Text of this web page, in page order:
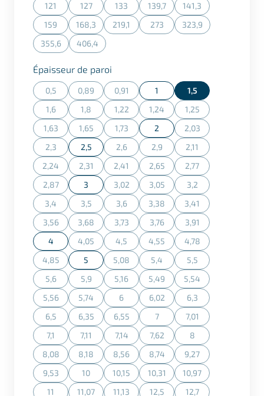
121
(Cette action n'est actuellement pas disponible.)
127
(Cette action n'est actuellement pas disponible.)
133
(Cette action n'est actuellement pas
139,7
(Cette action n'est
141,3
(Cette action n'est
159
(Cette action n'est actuellement pas disponible.)
168,3
(Cette action n'est actuellement pas disponible.)
219,1
(Cette action n'est actuellement pas
273
(Cette action n'est
323,9
(Cette action n'est
355,6
(Cette action n'est actuellement pas disponible.)
406,4
(Cette action n'est actuellement pas disponible.)
Épaisseur de paroi
0,5
(Cette action n'est actuellement pas disponible.)
0,89
(Cette action n'est actuellement pas disponible.)
0,91
(Cette action n'est actuellement pas
1
1,5
1,6
(Cette action n'est actuellement pas disponible.)
1,8
(Cette action n'est actuellement pas disponible.)
1,22
(Cette action n'est actuellement pas
1,24
(Cette action n'est
1,25
(Cette action n'est
1,63
(Cette action n'est actuellement pas disponible.)
1,65
(Cette action n'est actuellement pas disponible.)
1,73
(Cette action n'est actuellement pas
2 2,03
(Cette action n'est
2,3
(Cette action n'est actuellement pas disponible.)
2,5 2,6
(Cette action n'est actuellement pas
2,9
(Cette action n'est
2,11
(Cette action n'est
2,24
(Cette action n'est actuellement pas disponible.)
2,31
(Cette action n'est actuellement pas disponible.)
2,41
(Cette action n'est actuellement pas
2,65
(Cette action n'est
2,77
(Cette action n'est
2,87
(Cette action n'est actuellement pas disponible.)
3 3,02
(Cette action n'est actuellement pas
3,05
(Cette action n'est
3,2
(Cette action n'est
3,4
(Cette action n'est actuellement pas disponible.)
3,5
(Cette action n'est actuellement pas disponible.)
3,6
(Cette action n'est actuellement pas
3,38
(Cette action n'est
3,41
(Cette action n'est
3,56
(Cette action n'est actuellement pas disponible.)
3,68
(Cette action n'est actuellement pas disponible.)
3,73
(Cette action n'est actuellement pas
3,76
(Cette action n'est
3,91
(Cette action n'est
4 4,05
(Cette action n'est actuellement pas disponible.)
4,5
(Cette action n'est actuellement pas
4,55
(Cette action n'est
4,78
(Cette action n'est
4,85
(Cette action n'est actuellement pas disponible.)
5 5,08
(Cette action n'est actuellement pas
5,4
(Cette action n'est
5,5
(Cette action n'est
5,6
(Cette action n'est actuellement pas disponible.)
5,9
(Cette action n'est actuellement pas disponible.)
5,16
(Cette action n'est actuellement pas
5,49
(Cette action n'est
5,54
(Cette action n'est
5,56
(Cette action n'est actuellement pas disponible.)
5,74
(Cette action n'est actuellement pas disponible.)
6
(Cette action n'est actuellement pas
6,02
(Cette action n'est
6,3
(Cette action n'est
6,5
(Cette action n'est actuellement pas disponible.)
6,35
(Cette action n'est actuellement pas disponible.)
6,55
(Cette action n'est actuellement pas
7
(Cette action n'est
7,01
(Cette action n'est
7,1
(Cette action n'est actuellement pas disponible.)
7,11
(Cette action n'est actuellement pas disponible.)
7,14
(Cette action n'est actuellement pas
7,62
(Cette action n'est
8
(Cette action n'est
8,08
(Cette action n'est actuellement pas disponible.)
8,18
(Cette action n'est actuellement pas disponible.)
8,56
(Cette action n'est actuellement pas
8,74
(Cette action n'est
9,27
(Cette action n'est
9,53
(Cette action n'est actuellement pas disponible.)
10
(Cette action n'est actuellement pas disponible.)
10,15
(Cette action n'est actuellement pas
10,31
(Cette action n'est
10,97
(Cette action n'est
11 11,07 11,13 12,5 12,7